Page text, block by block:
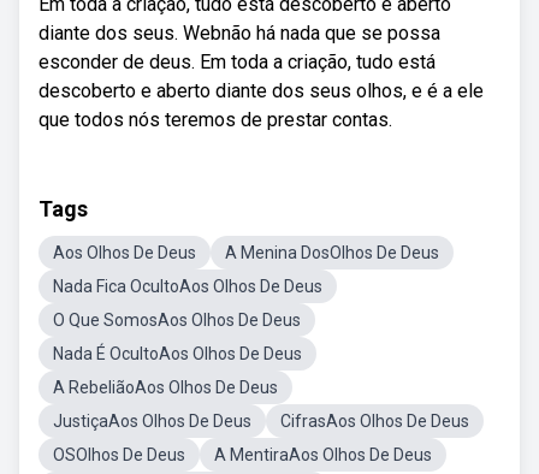
diante dos seus. Webnão há nada que se possa
esconder de deus. Em toda a criação, tudo está
descoberto e aberto diante dos seus olhos, e é a ele
que todos nós teremos de prestar contas.
Tags
Aos Olhos De Deus
A Menina DosOlhos De Deus
Nada Fica OcultoAos Olhos De Deus
O Que SomosAos Olhos De Deus
Nada É OcultoAos Olhos De Deus
A RebeliãoAos Olhos De Deus
JustiçaAos Olhos De Deus
CifrasAos Olhos De Deus
OSOlhos De Deus
A MentiraAos Olhos De Deus